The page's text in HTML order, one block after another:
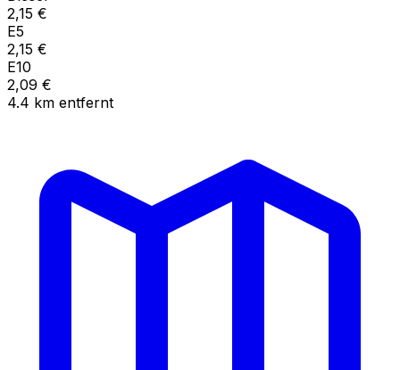
2,15 €
E5
2,15 €
E10
2,09 €
4.4 km entfernt